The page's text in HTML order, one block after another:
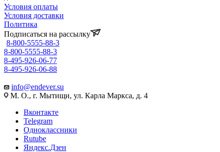
Условия оплаты
Условия доставки
Политика
Подписаться на рассылку
8-800-5555-88-3
8-800-5555-88-3
8-495-926-06-77
8-495-926-06-88
info@endever.su
М. О., г. Мытищи, ул. Карла Маркса, д. 4
Вконтакте
Telegram
Одноклассники
Rutube
Яндекс.Дзен